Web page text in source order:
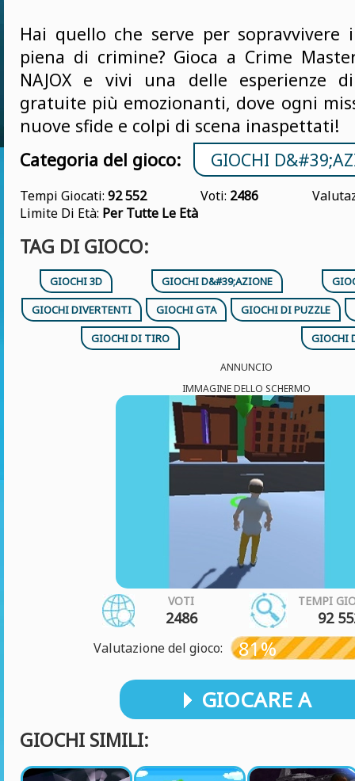
Hai quello che serve per sopravvivere
piena di crimine? Gioca a Crime
NAJOX e vivi una delle esperienze
gratuite più emozionanti, dove ogni
nuove sfide e colpi di scena inaspettati!
Categoria del gioco:
GIOCHI
Tempi Giocati: 92 552 Voti: 2486
Limite Di Età: Per Tutte Le Età
TAG DI GIOCO:
GIOCHI 3D GIOCHI D&#39;AZIONE
GIOCHI DIVERTENTI
GIOCHI GTA GIOCHI DI PUZZLE
GIOCHI DI TIRO
GIOCHI
ANNUNCIO
IMMAGINE DELLO SCHERMO
VOTI
2486
TEMPI
92
Valutazione del gioco: 81%
GIOCARE A
GIOCHI SIMILI: